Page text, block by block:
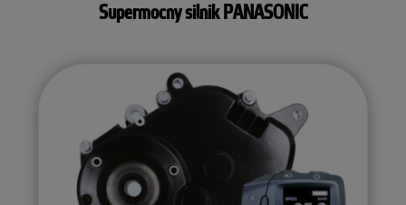
Supermocny silnik PANASONIC